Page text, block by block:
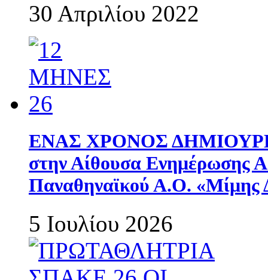
30 Απριλίου 2022
ΕΝΑΣ ΧΡΟΝΟΣ
στην Αίθουσα Ενημέρωσης
Παναθηναϊκού Α.Ο. «Μίμης
5 Ιουλίου 2026